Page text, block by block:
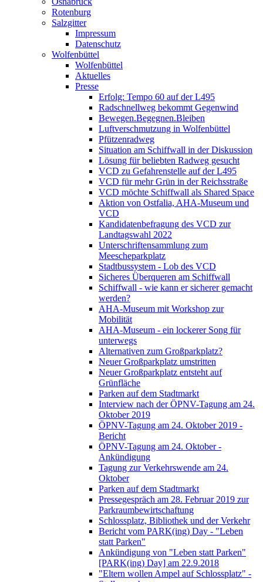
Rotenburg
Salzgitter
Impressum
Datenschutz
Wolfenbüttel
Wolfenbüttel
Aktuelles
Presse
Erfolg: Tempo 60 auf der L495
Radschnellweg bekommt Gegenwind
Bewegen.Begegnen.Bleiben
Luftverschmutzung in Wolfenbüttel
Pfützenradweg
Situation am Schiffwall in der Diskussion
Lösung für beliebten Radweg gesucht
VCD zu Gefahrenstelle auf der L495
VCD für mehr Grün in der Reichsstraße
VCD möchte Schiffwall als Shared Space
Aktion von Ostfalia, AHA-Museum und
VCD
Kandidatenbefragung des VCD zur
Landtagswahl 2022
Unterschriftensammlung zum
Meescheparkplatz
Stadtbussystem - Lob des VCD
Sicheres Überqueren am Schiffwall
Schiffwall - wie kann er sicherer gemacht
werden?
AHA-Museum mit Workshop zur
Mobilität
AHA-Museum - ein lockerer Song für
unterwegs
Alternativen zum Großparkplatz?
Neuer Großparkplatz umstritten
Neuer Großparkplatz entsteht auf
Grünfläche
Parken auf dem Stadtmarkt
Interview nach der ÖPNV-Tagung am 24.
Oktober 2019
ÖPNV-Tagung am 24. Oktober 2019 -
Bericht
ÖPNV-Tagung am 24. Oktober -
Ankündigung
Tagung zur Verkehrswende am 24.
Oktober
Parken auf dem Stadtmarkt
Pressegespräch am 28. Februar 2019 zur
Parkraumbewirtschaftung
Schlossplatz, Bibliothek und der Verkehr
Bericht vom PARK(ing) Day - "Leben
statt Parken"
Ankündigung von "Leben statt Parken"
[PARK(ing) Day] am 22.9.2018
"Eltern wollen Ampel auf Schlossplatz" -